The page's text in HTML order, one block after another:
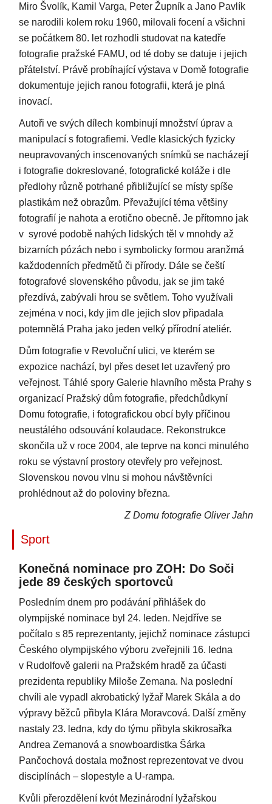
Miro Švolík, Kamil Varga, Peter Župník a Jano Pavlík
se narodili kolem roku 1960, milovali focení a všichni
se počátkem 80. let rozhodli studovat na katedře
fotografie pražské FAMU, od té doby se datuje i jejich
přátelství. Právě probíhající výstava v Domě fotografie
dokumentuje jejich ranou fotografii, která je plná
inovací.
Autoři ve svých dílech kombinují množství úprav a
manipulací s fotografiemi. Vedle klasických fyzicky
neupravovaných inscenovaných snímků se nacházejí
i fotografie dokreslované, fotografické koláže i dle
předlohy různě potrhané přibližující se místy spíše
plastikám než obrazům. Převažující téma většiny
fotografií je nahota a erotično obecně. Je přítomno jak
v syrové podobě nahých lidských těl v mnohdy až
bizarních pózách nebo i symbolicky formou aranžmá
každodenních předmětů či přírody. Dále se čeští
fotografové slovenského původu, jak se jim také
přezdívá, zabývali hrou se světlem. Toho využívali
zejména v noci, kdy jim dle jejich slov připadala
potemnělá Praha jako jeden velký přírodní ateliér.
Dům fotografie v Revoluční ulici, ve kterém se
expozice nachází, byl přes deset let uzavřený pro
veřejnost. Táhlé spory Galerie hlavního města Prahy s
organizací Pražský dům fotografie, předchůdkyní
Domu fotografie, i fotografickou obcí byly příčinou
neustálého odsouvání kolaudace. Rekonstrukce
skončila už v roce 2004, ale teprve na konci minulého
roku se výstavní prostory otevřely pro veřejnost.
Slovenskou novou vlnu si mohou návštěvníci
prohlédnout až do poloviny března.
Z Domu fotografie Oliver Jahn
Sport
Konečná nominace pro ZOH: Do Soči
jede 89 českých sportovců
Posledním dnem pro podávání přihlášek do
olympijské nominace byl 24. leden. Nejdříve se
počítalo s 85 reprezentanty, jejichž nominace zástupci
Českého olympijského výboru zveřejnili 16. ledna
v Rudolfově galerii na Pražském hradě za účasti
prezidenta republiky Miloše Zemana. Na poslední
chvíli ale vypadl akrobatický lyžař Marek Skála a do
výpravy běžců přibyla Klára Moravcová. Další změny
nastaly 23. ledna, kdy do týmu přibyla skikrosařka
Andrea Zemanová a snowboardistka Šárka
Pančochová dostala možnost reprezentovat ve dvou
disciplínách – slopestyle a U-rampa.
Kvůli přerozdělení kvót Mezinárodní lyžařskou